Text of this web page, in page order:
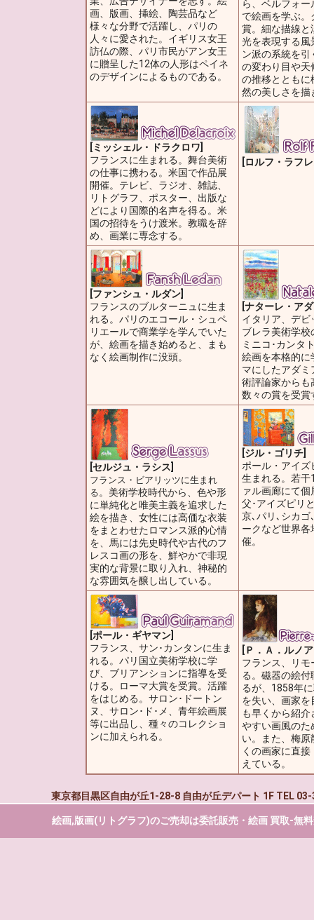
画、版画、挿絵、陶芸品など
様々な分野で活躍し、パリの
人々に愛された。イギリス女王
訪仏の際、パリ市民がアン女王
に贈呈した12体の人形はペイネ
のデザインによるものである。
ら、ベルフォ
で絵画を学ぶ
賞。細な描線と
光を表現する風
ン派の系統を
の変わり目や天
の推移とともに
然の美しさを描
[ミッシェル・ドラクロワ]
フランスに生まれる。舞台美術
の仕事に携わる。米国で作品展
開催。テレビ、ラジオ、雑誌、
リトグラフ、ポスター、出版な
どにより国際的名声を得る。米
国の招待をうけ渡米。教職を辞
め、画業に専念する。
[ロルフ・ラフ
[ファンシュ・ルダン]
フランスのブルターニュに生ま
れる。パリのエコール・シュペ
リエールで商業学を学んでいた
が、絵画を描き始めると、まも
なく絵画制作に没頭。
[ナターレ・ア
イタリア、デ
ブレラ美術学
ミニコ･カンタ
絵画を本格的に
マにしたアダ
術評論家からも
数々の賞を受賞
[セルジュ・ラシス]
フランス・ビアリッツに生まれ
る 。美術学校時代から、色や形
に単純化と唯美主義を追求した
絵を描き、女性には高価な衣装
をまとわせたロマンス派的心情
を、馬には先史時代や古代のフ
レスコ画の形を、鮮やかで非現
実的な背景に取り入れ、神秘的
な雰囲気を醸し出している。
[ジル・ゴリチ]
ポール・アイ
生まれる。若干
ァル画廊にて
父･アイズピリ
京､パリ､シカゴ
ークなど世界
催。
[ポール・ギヤマン]
フランス、サン･カンタンに生ま
れる。パリ国立美術学校に学
び、ブリアンションに指導を受
ける。ローマ大賞を受賞。活躍
をはじめる。サロン･ドートン
ヌ、サロン･ド･メ、青年絵画展
等に出品し、種々のコレクショ
ンに加えられる。
[Ｐ．Ａ．ルノ
フランス、リ
る。磁器の絵
るが、1858年
を失い、画家
も早くから紹
やすい画風のた
い。また、梅
くの画家に直
えている。
東京都目黒区自由が丘1-28-8 自由が丘デパート 1F TEL
絵画,版画(リトグラフ)のご売却は委託販売 ・ 絵画 買取-無